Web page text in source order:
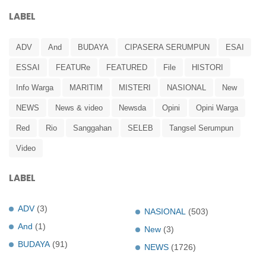
LABEL
ADV And BUDAYA CIPASERA SERUMPUN ESAI
ESSAI FEATURe FEATURED File HISTORI
Info Warga MARITIM MISTERI NASIONAL New
NEWS News & video Newsda Opini Opini Warga
Red Rio Sanggahan SELEB Tangsel Serumpun
Video
LABEL
ADV (3)
And (1)
BUDAYA (91)
NASIONAL
(503)
New (3)
NEWS (1726)